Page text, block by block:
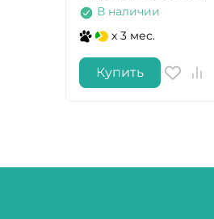
В наличии
x 3 мес.
Купить